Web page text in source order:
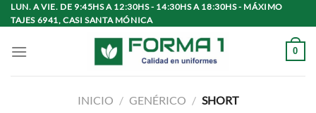
Saltar
al
LUN. A VIE. DE 9:45HS A 12:30HS - 14:30HS A 18:30HS - MÁXIMO
TAJES 6941, CASI SANTA MÓNICA
0
INICIO / GENÉRICO / SHORT